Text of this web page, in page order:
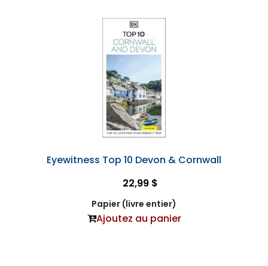
Eyewitness Top 10 Devon & Cornwall
22,99 $
Papier (livre entier)
Ajoutez au panier